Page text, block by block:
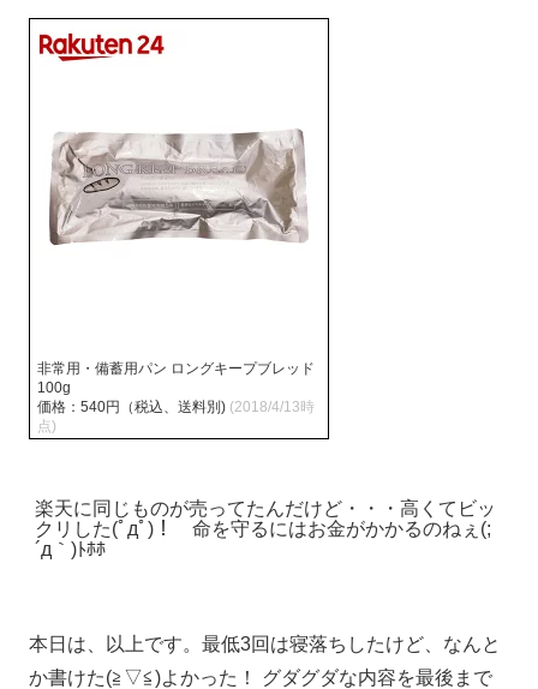
非常用・備蓄用パン ロングキープブレッド
100g
価格：540円（税込、送料別) (2018/4/13時
点)
楽天に同じものが売ってたんだけど・・・高くてビッ
クリした(ﾟдﾟ)！ 命を守るにはお金がかかるのねぇ(;
´д｀)ﾄﾎﾎ
本日は、以上です。最低3回は寝落ちしたけど、なんと
か書けた(≧▽≦)よかった！ グダグダな内容を最後まで